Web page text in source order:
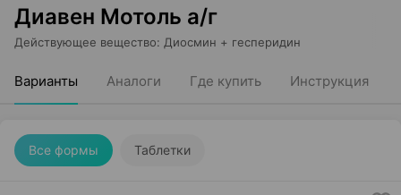
Диавен Мотоль а/г
Действующее вещество: Диосмин + гесперидин
Варианты Аналоги Где купить Инструкция
Все формы Таблетки